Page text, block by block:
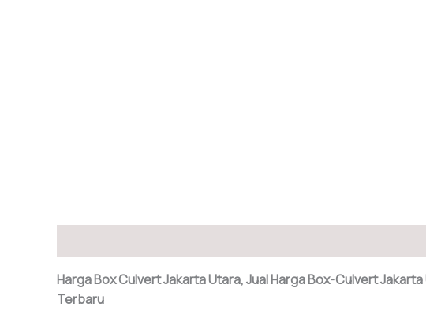
Harga Box Culvert Jakarta Utara, Jual Harga Box-Culvert
Terbaru